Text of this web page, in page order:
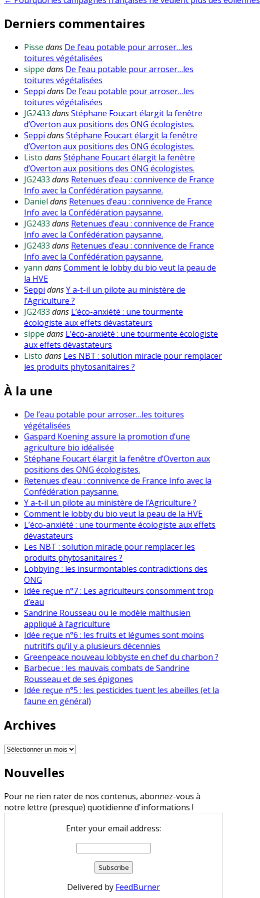
de
l’article
Derniers commentaires
Pisse dans De l’eau potable pour arroser…les
toitures végétalisées
sippe dans De l’eau potable pour arroser…les
toitures végétalisées
Seppi dans De l’eau potable pour arroser…les
toitures végétalisées
JG2433 dansStéphane Foucart élargit la fenêtre
d’Overton aux positions des ONG écologistes.
Seppi dansStéphane Foucart élargit la fenêtre
d’Overton aux positions des ONG écologistes.
Listo dansStéphane Foucart élargit la fenêtre
d’Overton aux positions des ONG écologistes.
JG2433 dans Retenues d’eau : connivence de France
Info avec la Confédération paysanne.
Daniel dans Retenues d’eau : connivence de France
Info avec la Confédération paysanne.
JG2433 dans Retenues d’eau : connivence de France
Info avec la Confédération paysanne.
JG2433 dans Retenues d’eau : connivence de France
Info avec la Confédération paysanne.
yann dansComment le lobby du bio veut la peau de
la HVE
Seppi dansY a-t-il un pilote au ministère de
l’Agriculture ?
JG2433 dans L’éco-anxiété : une tourmente
écologiste aux effets dévastateurs
sippe dans L’éco-anxiété : une tourmente écologiste
aux effets dévastateurs
Listo dans Les NBT : solution miracle pour remplacer
les produits phytosanitaires ?
À la une
De l’eau potable pour arroser…les toitures
végétalisées
Gaspard Koening assure la promotion d’une
agriculture bio idéalisée
Stéphane Foucart élargit la fenêtre d’Overton aux
positions des ONG écologistes.
Retenues d’eau : connivence de France Info avec la
Confédération paysanne.
Y a-t-il un pilote au ministère de l’Agriculture ?
Comment le lobby du bio veut la peau de la HVE
L’éco-anxiété : une tourmente écologiste aux effets
dévastateurs
Les NBT : solution miracle pour remplacer les
produits phytosanitaires ?
Lobbying : les insurmontables contradictions des
ONG
Idée reçue n°7 : Les agriculteurs consomment trop
d’eau
Sandrine Rousseau ou le modèle malthusien
appliqué à l’agriculture
Idée reçue n°6 : les fruits et légumes sont moins
nutritifs qu’il y a plusieurs décennies
Greenpeace nouveau lobbyste en chef du charbon ?
Barbecue : les mauvais combats de Sandrine
Rousseau et de ses épigones
Idée reçue n°5 : les pesticides tuent les abeilles (et la
faune en général)
Archives
Archives
Nouvelles
Pour ne rien rater de nos contenus, abonnez-vous à
notre lettre (presque) quotidienne d'informations !
Enter your email address:
Delivered by FeedBurner